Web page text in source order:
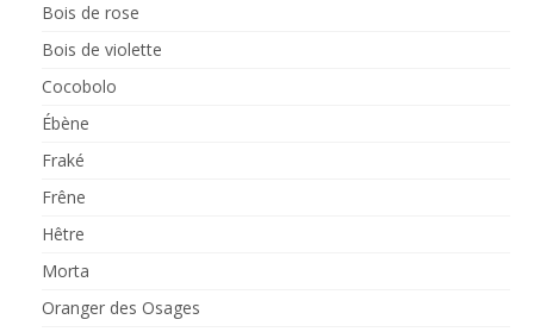
Bois de rose
Bois de violette
Cocobolo
Ébène
Fraké
Frêne
Hêtre
Morta
Oranger des Osages